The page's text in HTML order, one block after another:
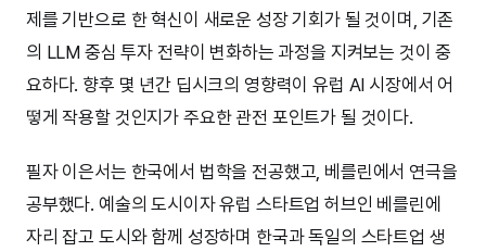
제를 기반으로 한 혁신이 새로운 성장 기회가 될 것이며, 기존
의 LLM 중심 투자 전략이 변화하는 과정을 지켜보는 것이 중
요하다. 향후 몇 년간 딥시크의 영향력이 유럽 AI 시장에서 어
떻게 작용할 것인지가 주요한 관전 포인트가 될 것이다.
필자 이은서는 한국에서 법학을 전공했고, 베를린에서 연극을
공부했다. 예술의 도시이자 유럽 스타트업 허브인 베를린에
자리 잡고 도시와 함께 성장하며 한국과 독일의 스타트업 생